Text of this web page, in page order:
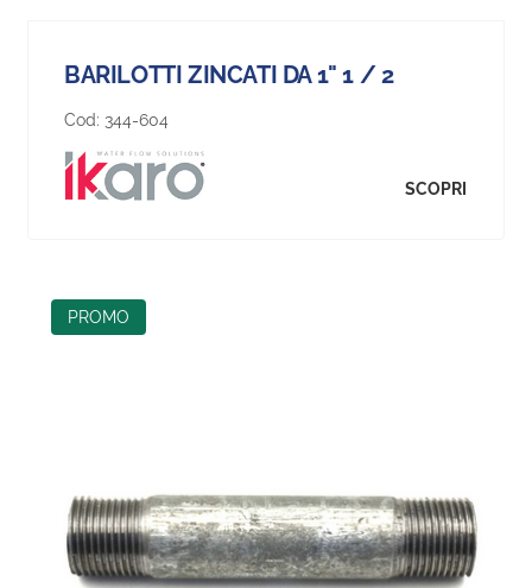
BARILOTTI ZINCATI DA 1" 1 / 2
Cod: 344-604
SCOPRI
PROMO